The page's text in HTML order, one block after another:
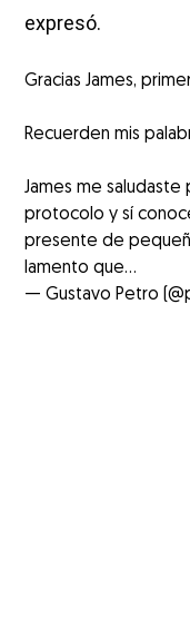
expresó.
Gracias James,
Recuerden mis
James me
protocolo y sí
presente de
lamento que…
— Gustavo Petro